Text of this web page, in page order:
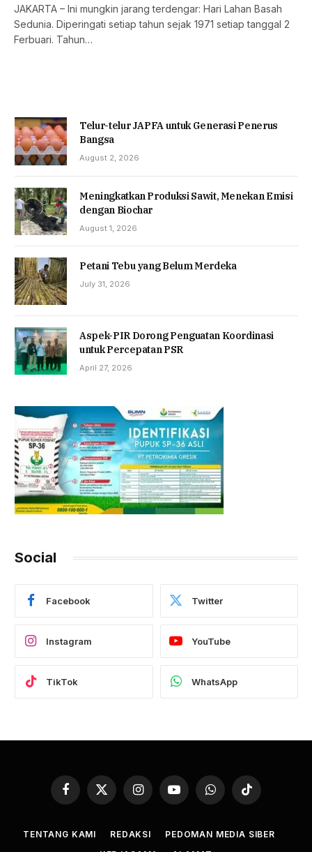
JAKARTA – Ini mungkin jarang terdengar: Hari Lahan Basah
Sedunia. Diperingati setiap tahun sejak 1971 setiap tanggal 2
Ferbuari. Tahun…
Telur-telur JAPFA untuk Generasi Penerus
Bangsa
August 2, 2026
Meningkatkan Produksi Sawit, Menekan Emisi
dengan Biochar
August 1, 2026
Petani Tebu yang Belum Merdeka
July 31, 2026
Aspek-PIR Dorong Penguatan Koordinasi
untuk Percepatan PSR
April 27, 2026
Social
Facebook Twitter
Instagram YouTube
TikTok WhatsApp
Facebook
X
InstagramYouTubeWhatsAppTikTok
TENTANG KAMI REDAKSI
PEDOMAN MEDIA SIBER